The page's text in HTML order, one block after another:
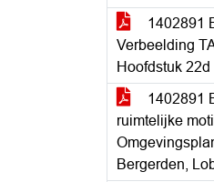
1402891
Verbeelding
Hoofdstuk
1402891
ruimtelijke
Bergerden,